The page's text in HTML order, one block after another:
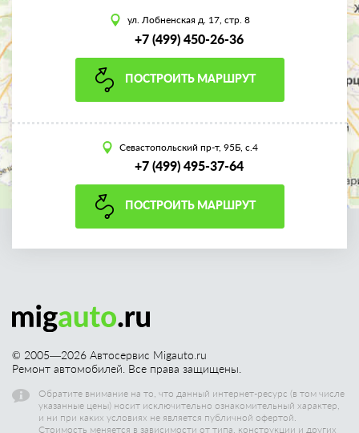
ул. Лобненская д. 17, стр. 8
+7 (499) 450-26-36
ПОСТРОИТЬ МАРШРУТ
Севастопольский пр-т, 95Б, с.4
+7 (499) 495-37-64
ПОСТРОИТЬ МАРШРУТ
© 2005—2026 Автосервис Migauto.ru
Ремонт автомобилей. Все права защищены.
Обратите внимание на то, что данный интернет-ресурс (в том числе
указанные цены) носит исключительно ознакомительный характер,
и ни при каких условиях не является публичной офертой.
Стоимость меняется в зависимости от типа, конструкции и других